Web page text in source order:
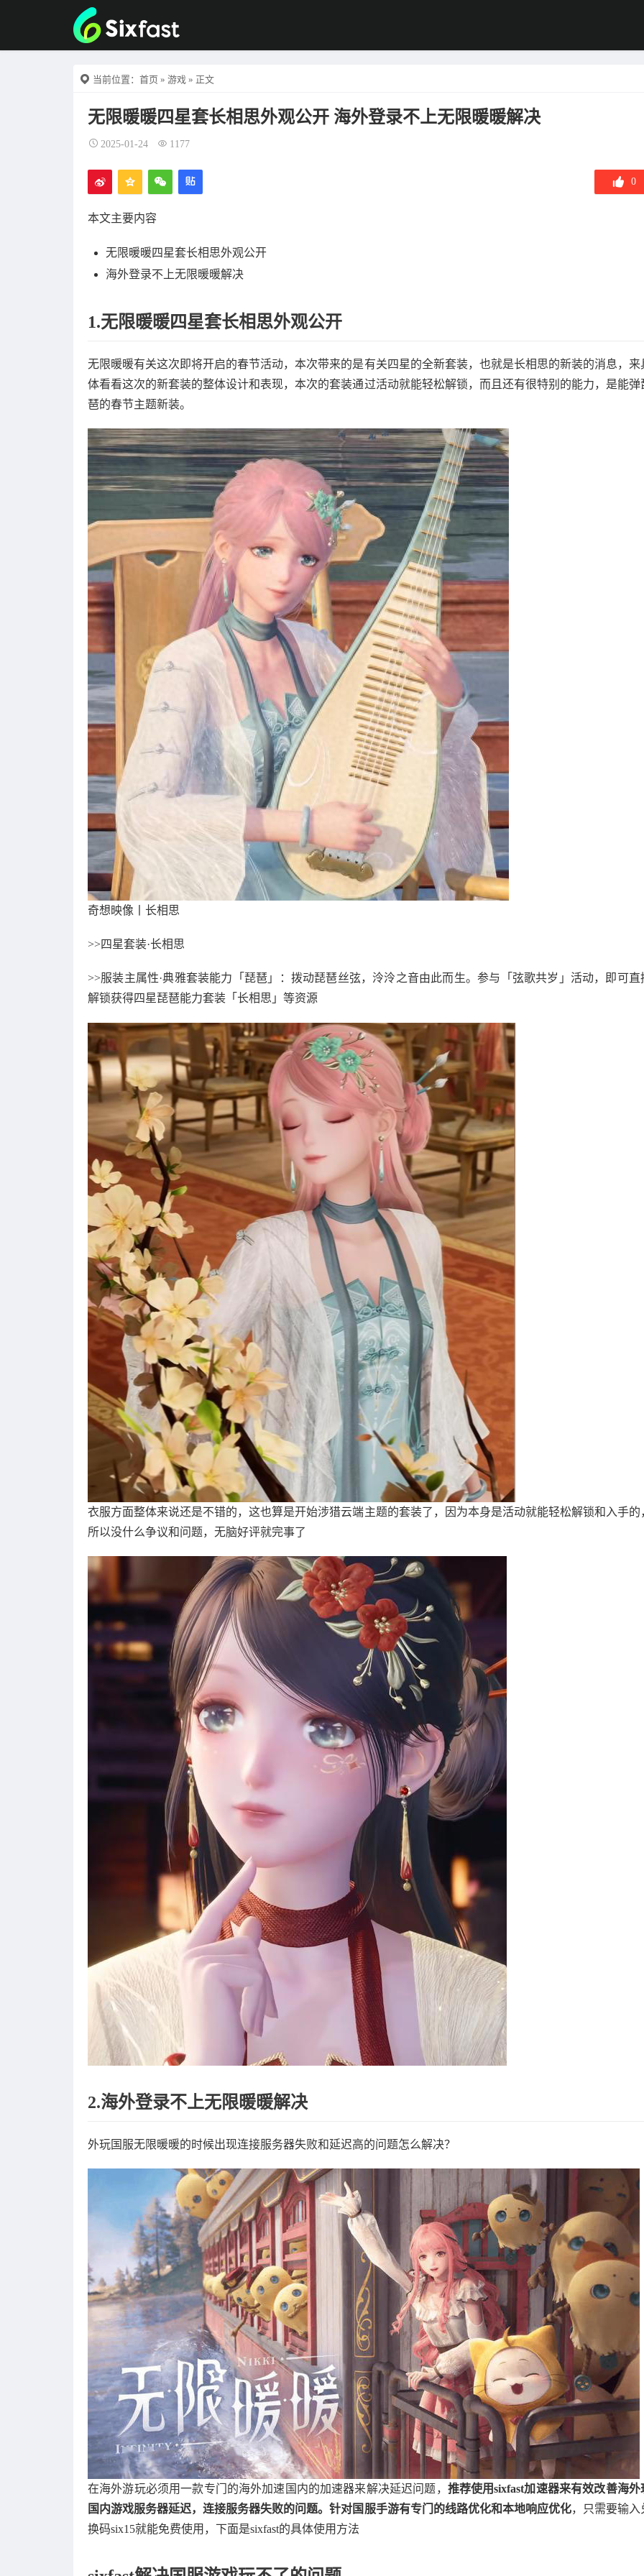
当前位置： 首页 » 游戏 » 正文
无限暖暖四星套长相思外观公开 海外登录不上无限暖暖解决
2025-01-24 1177
0
本文主要内容
无限暖暖四星套长相思外观公开
海外登录不上无限暖暖解决
1.无限暖暖四星套长相思外观公开
无限暖暖有关这次即将开启的春节活动，本次带来的是有关四星的全新套装，也就是长相思的新装的消息，来
体看看这次的新套装的整体设计和表现，本次的套装通过活动就能轻松解锁，而且还有很特别的能力，是能弹
琶的春节主题新装。
奇想映像丨长相思
>>四星套装·长相思
>>服装主属性·典雅套装能力「琵琶」：拨动琵琶丝弦，泠泠之音由此而生。参与「弦歌共岁」活动，即可直
解锁获得四星琵琶能力套装「长相思」等资源
衣服方面整体来说还是不错的，这也算是开始涉猎云端主题的套装了，因为本身是活动就能轻松解锁和入手的
所以没什么争议和问题，无脑好评就完事了
2.海外登录不上无限暖暖解决
外玩国服无限暖暖的时候出现连接服务器失败和延迟高的问题怎么解决？
在海外游玩必须用一款专门的海外加速国内的加速器来解决延迟问题， 推荐使用sixfast加速器来有效改善海外
国内游戏服务器延迟，连接服务器失败的问题。针对国服手游有专门的线路优化和本地响应优化，只需要输入
换码six15就能免费使用，下面是sixfast的具体使用方法